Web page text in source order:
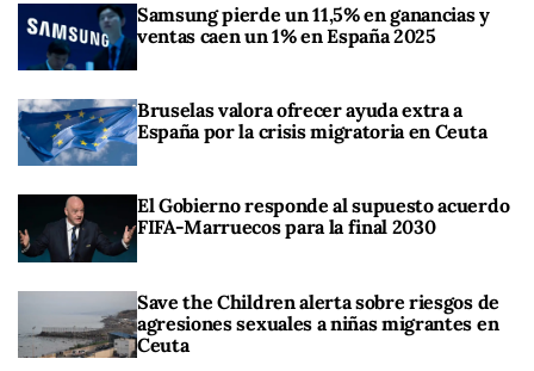
Samsung pierde un 11,5% en ganancias y
ventas caen un 1% en España 2025
Bruselas valora ofrecer ayuda extra a
España por la crisis migratoria en Ceuta
El Gobierno responde al supuesto acuerdo
FIFA-Marruecos para la final 2030
Save the Children alerta sobre riesgos de
agresiones sexuales a niñas migrantes en
Ceuta